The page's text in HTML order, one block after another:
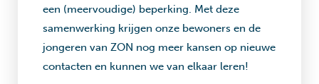
een (meervoudige) beperking. Met deze
samenwerking krijgen onze bewoners en de
jongeren van ZON nog meer kansen op nieuwe
contacten en kunnen we van elkaar leren!